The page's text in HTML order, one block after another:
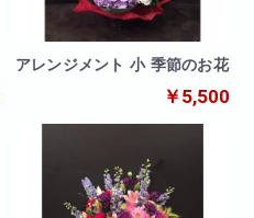
アレンジメント 小 季節のお花
￥5,500